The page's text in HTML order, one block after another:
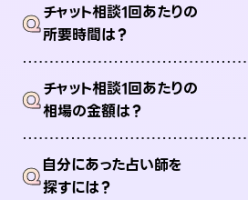
Qチャット相談1回あたりの
所要時間は？
Qチャット相談1回あたりの
相場の金額は？
Q自分にあった占い師を
探すには？